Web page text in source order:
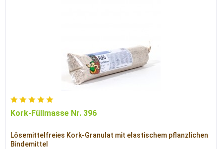
Kork-Füllmasse Nr. 396
Lösemittelfreies Kork-Granulat mit elastischem pflanzlichen
Bindemittel